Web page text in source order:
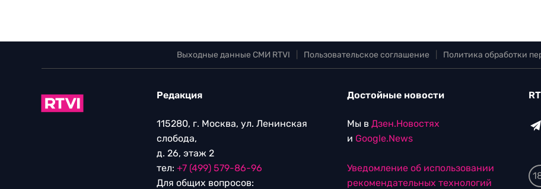
Выходные данные СМИ RTVI Пользовательское соглашение Политика обработки
Редакция
115280, г. Москва, ул. Ленинская
слобода,
д. 26, этаж 2
тел: +7 (499) 579-86-96
Для общих вопросов:
Достойные новости
Мы в Дзен.Новостях
и Google.News
Уведомление об использовании
рекомендательных технологий